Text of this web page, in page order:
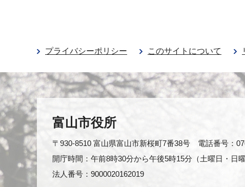
プライバシーポリシー このサイトについて
富山市役所
〒930-8510 富山県富山市新桜町7番38号 電話番号：
開庁時間：午前8時30分から午後5時15分（土曜日・日
法人番号：9000020162019